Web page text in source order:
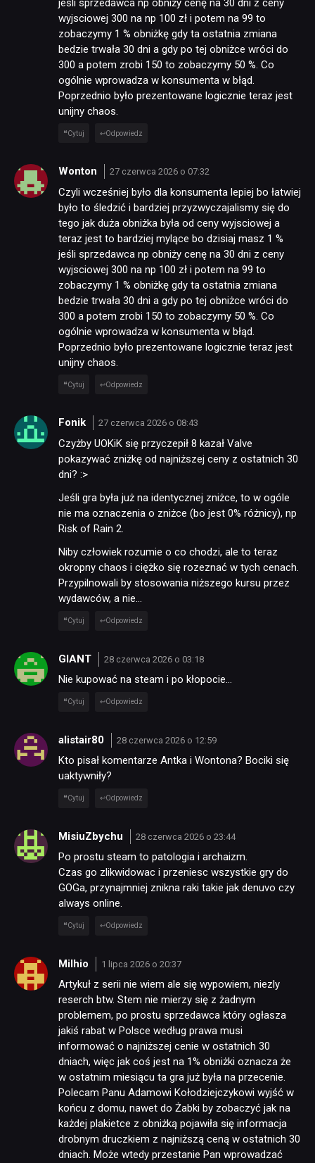
jeśli sprzedawca np obniży cenę na 30 dni z ceny
wyjsciowej 300 na np 100 zł i potem na 99 to
zobaczymy 1 % obniżkę gdy ta ostatnia zmiana
bedzie trwała 30 dni a gdy po tej obniżce wróci do
300 a potem zrobi 150 to zobaczymy 50 %. Co
ogólnie wprowadza w konsumenta w błąd.
Poprzednio było prezentowane logicznie teraz jest
unijny chaos.
Cytuj Odpowiedz
Wonton 27 czerwca 2026 o 07:32
Czyli wcześniej było dla konsumenta lepiej bo łatwiej
było to śledzić i bardziej przyzwyczajalismy się do
tego jak duża obniżka była od ceny wyjsciowej a
teraz jest to bardziej mylące bo dzisiaj masz 1 %
jeśli sprzedawca np obniży cenę na 30 dni z ceny
wyjsciowej 300 na np 100 zł i potem na 99 to
zobaczymy 1 % obniżkę gdy ta ostatnia zmiana
bedzie trwała 30 dni a gdy po tej obniżce wróci do
300 a potem zrobi 150 to zobaczymy 50 %. Co
ogólnie wprowadza w konsumenta w błąd.
Poprzednio było prezentowane logicznie teraz jest
unijny chaos.
Cytuj Odpowiedz
Fonik 27 czerwca 2026 o 08:43
Czyżby UOKiK się przyczepił 8 kazał Valve
pokazywać zniżkę od najniższej ceny z ostatnich 30
dni? :>
Jeśli gra była już na identycznej zniżce, to w ogóle
nie ma oznaczenia o zniżce (bo jest 0% różnicy), np
Risk of Rain 2.
Niby człowiek rozumie o co chodzi, ale to teraz
okropny chaos i ciężko się rozeznać w tych cenach.
Przypilnowali by stosowania niższego kursu przez
wydawców, a nie…
Cytuj Odpowiedz
GIANT 28 czerwca 2026 o 03:18
Nie kupować na steam i po kłopocie…
Cytuj Odpowiedz
alistair80 28 czerwca 2026 o 12:59
Kto pisał komentarze Antka i Wontona? Bociki się
uaktywniły?
Cytuj Odpowiedz
MisiuZbychu 28 czerwca 2026 o 23:44
Po prostu steam to patologia i archaizm.
Czas go zlikwidowac i przeniesc wszystkie gry do
GOGa, przynajmniej znikna raki takie jak denuvo czy
always online.
Cytuj Odpowiedz
Milhio 1 lipca 2026 o 20:37
Artykuł z serii nie wiem ale się wypowiem, niezly
reserch btw. Stem nie mierzy się z żadnym
problemem, po prostu sprzedawca który ogłasza
jakiś rabat w Polsce według prawa musi
informować o najniższej cenie w ostatnich 30
dniach, więc jak coś jest na 1% obniżki oznacza że
w ostatnim miesiącu ta gra już była na przecenie.
Polecam Panu Adamowi Kołodziejczykowi wyjść w
końcu z domu, nawet do Żabki by zobaczyć jak na
każdej plakietce z obniżką pojawiła się informacja
drobnym druczkiem z najniższą ceną w ostatnich 30
dniach. Może wtedy przestanie Pan wprowadzać